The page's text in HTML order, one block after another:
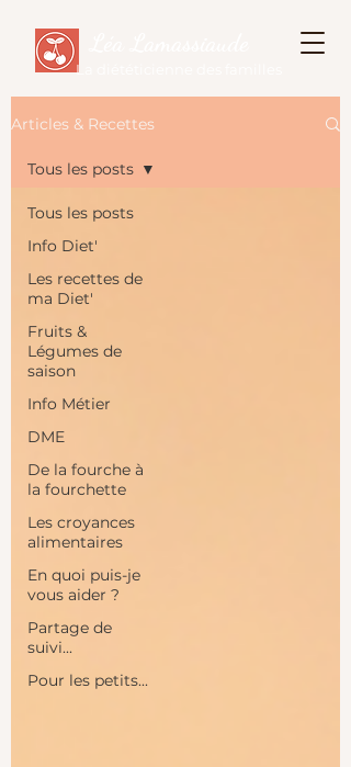
La diététicienne des familles
Articles & Recettes
Tous les posts
Info Diet'
Les recettes de
ma Diet'
Fruits &
Légumes de
saison
Info Métier
DME
De la fourche à
la fourchette
Les croyances
alimentaires
En quoi puis-je
vous aider ?
Partage de
suivi...
Pour les petits...
Tous les posts